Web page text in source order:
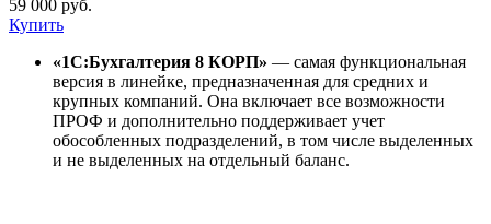
59 000 руб.
Купить
«1С:Бухгалтерия 8 КОРП» — самая функциональная
версия в линейке, предназначенная для средних и
крупных компаний. Она включает все возможности
ПРОФ и дополнительно поддерживает учет
обособленных подразделений, в том числе выделенных
и не выделенных на отдельный баланс.